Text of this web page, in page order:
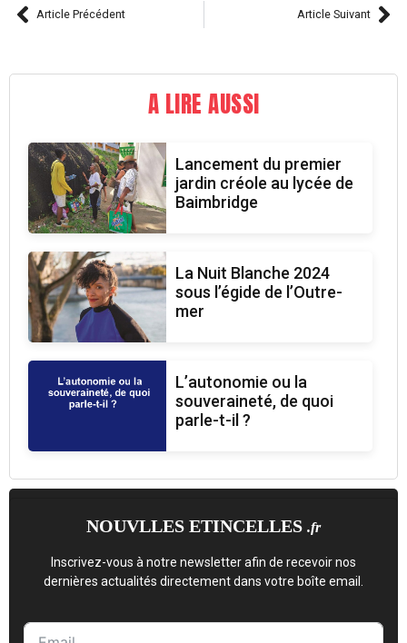
Article Précédent Article Suivant
A LIRE AUSSI
Lancement du premier
jardin créole au lycée de
Baimbridge
La Nuit Blanche 2024
sous l’égide de l’Outre-
mer
L’autonomie ou la
souveraineté, de quoi
parle-t-il ?
NOUVLLES ETINCELLES .fr
Inscrivez-vous à notre newsletter afin de recevoir nos
dernières actualités directement dans votre boîte email.